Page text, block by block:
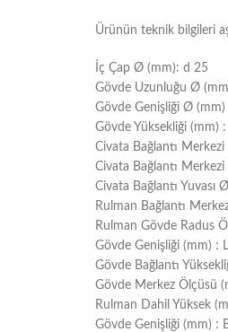
Ürünün teknik bilgileri
İç Çap Ø (mm): d 25
Gövde Uzunluğu Ø
Gövde Genişliği Ø
Gövde Yüksekliği (mm)
Civata Bağlantı
Civata Bağlantı
Civata Bağlantı Yuvası
Rulman Bağlantı
Rulman Gövde Radus
Gövde Genişliği (mm) :
Gövde Bağlantı
Gövde Merkez Ölçüsü
Rulman Dahil Yüksek
Gövde Genişliği (mm) :